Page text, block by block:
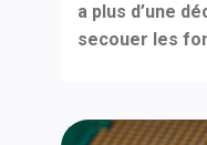
a plus d’une
secouer les